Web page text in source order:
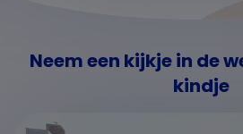
Neem een kijkje in de
kindje